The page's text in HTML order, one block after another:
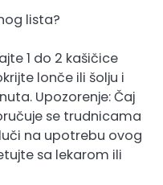
lista?
1 do 2 kašičice
lonče ili šolju i
Upozorenje: Čaj
se trudnicama
na upotrebu ovog
sa lekarom ili